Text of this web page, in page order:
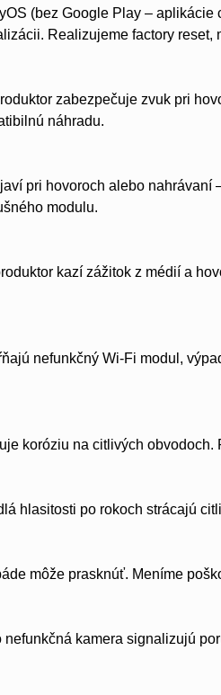
(bez Google Play –
Realizujeme factory
zabezpečuje zvuk pri
náhradu.
pri hovoroch alebo
modulu.
kazí zážitok z médií a
nefunkčný Wi-Fi modul,
koróziu na citlivých
hlasitosti po rokoch strácajú
môže prasknúť. Meníme
nefunkčná kamera signalizujú